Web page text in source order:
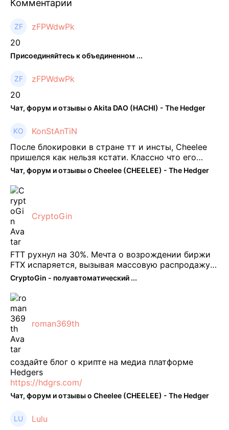
Комментарии
zFPWdwPk
20
Присоединяйтесь к объединенном ...
zFPWdwPk
20
Чат, форум и отзывы о Akita DAO (HACHI) - The Hedger
KonStAnTiN
После блокировки в стране тт и инсты, Cheelee
пришелся как нельзя кстати. Классно что его
можно юзать без так уже всем надоевшего vpn.
Сейчас просто чилю и наслаждаюсь др ...
Чат, форум и отзывы о Cheelee (CHEELEE) - The Hedger
CryptoGin
FTT рухнул на 30%. Мечта о возрождении биржи
FTX испаряется, вызывая массовую распродажу
ее собственного токена FTT. По словам Кайко , 5
февраля FTT, ныне бесполезная ...
CryptoGin - полуавтоматический ...
roman369th
создайте блог о крипте на медиа платформе
Hedgers
https://hdgrs.com/
Чат, форум и отзывы о Cheelee (CHEELEE) - The Hedger
Lulu